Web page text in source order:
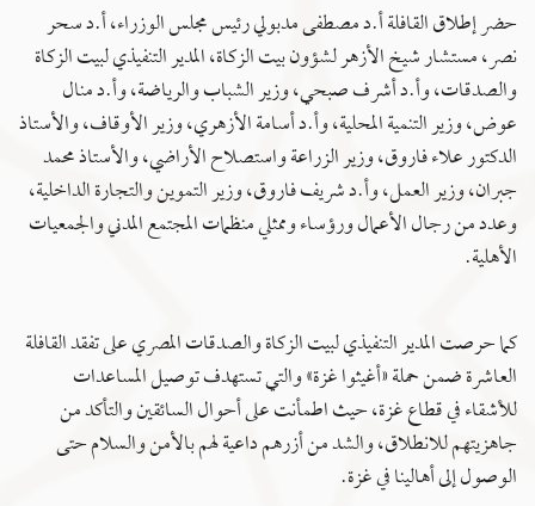
حضر إطلاق القافلة أ.د مصطفى مدبولي رئيس مجلس الوزراء، أ.د سحر
نصر، مستشار شيخ الأزهر لشؤون بيت الزكاة، المدير التنفيذي لبيت الزكاة
والصدقات، وأ.د أشرف صبحي، وزير الشباب والرياضة، وأ.د منال
عوض، وزير التنمية المحلية، وأ.د أسامة الأزهري، وزير الأوقاف، والأستاذ
الدكتور علاء فاروق، وزير الزراعة واستصلاح الأراضي، والأستاذ محمد
جبران، وزير العمل، وأ.د شريف فاروق، وزير التموين والتجارة الداخلية،
وعدد من رجال الأعمال ورؤساء وممثلي منظمات المجتمع المدني والجمعيات
الأهلية.
كما حرصت المدير التنفيذي لبيت الزكاة والصدقات المصري على تفقد القافلة
العاشرة ضمن حملة «أغيثوا غزة» والتي تستهدف توصيل المساعدات
للأشقاء في قطاع غزة، حيث اطمأنت على أحوال السائقين والتأكد من
جاهزيتهم للانطلاق، والشد من أزرهم داعية لهم بالأمن والسلام حتى
الوصول إلى أهالينا في غزة.